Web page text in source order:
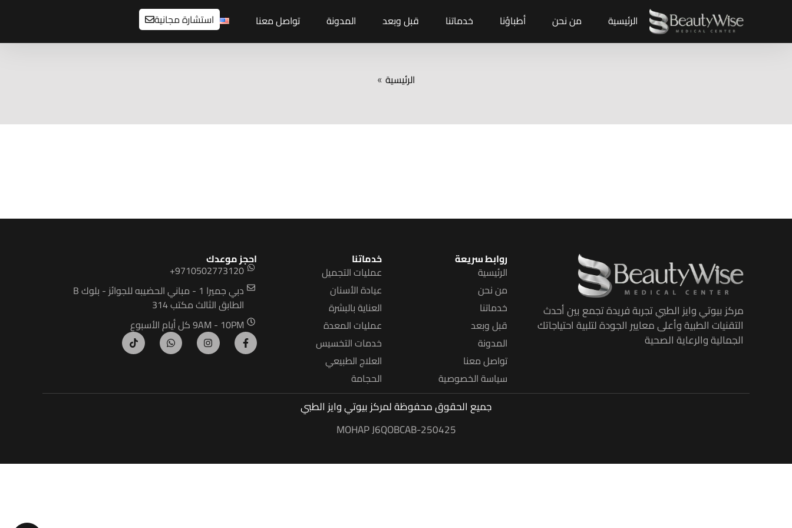
الرئيسية من نحن أطباؤنا خدماتنا قبل وبعد المدونة تواصل معنا استشارة مجانية
الرئيسية »
مركز بيوتي وايز الطبي تجربة فريدة تجمع بين أحدث
التقنيات الطبية وأعلى معايير الجودة لتلبية احتياجاتك
الجمالية والرعاية الصحية
روابط سريعة
الرئيسية
من نحن
خدماتنا
قبل وبعد
المدونة
تواصل معنا
سياسة الخصوصية
خدماتنا
عمليات التجميل
عيادة الأسنان
العناية بالبشرة
عمليات المعدة
خدمات التخسيس
العلاج الطبيعي
الحجامة
احجز موعدك
9710502773120+
دبي جميرا 1 - مباني الحضيبه للجوائز - بلوك B
الطابق الثالث مكتب 314
9AM - 10PM كل أيام الأسبوع
جميع الحقوق محفوظةلمركز بيوتي وايز الطبي
MOHAP J6QOBCAB-250425